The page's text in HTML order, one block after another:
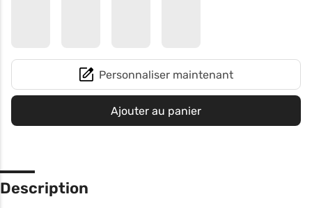
Personnaliser maintenant
Ajouter au panier
Description